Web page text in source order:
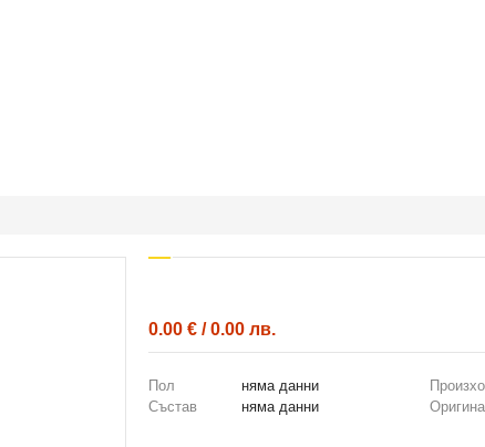
0.00 € / 0.00 лв.
Пол няма данни
Състав
няма данни